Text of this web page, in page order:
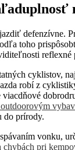
defenzívne.
toho
reflexné
cyklistov,
robí z
do prírody.
vonku,
chybách pri